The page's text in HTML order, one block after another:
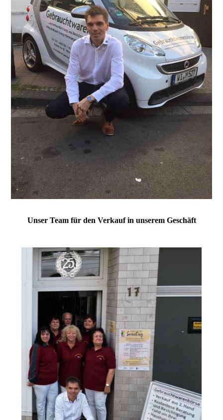
Unser Team für den Verkauf in unserem Geschäft